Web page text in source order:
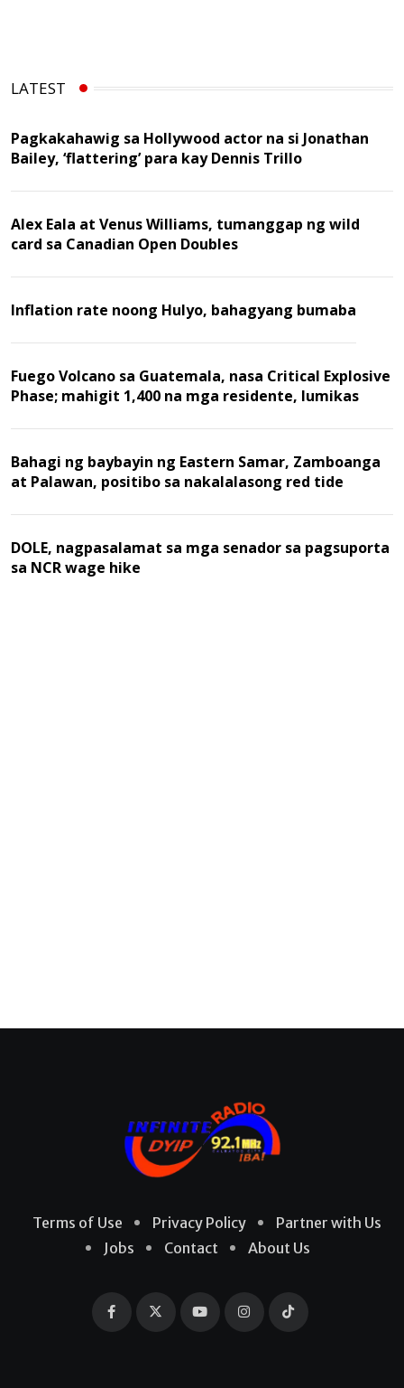
LATEST
Pagkakahawig sa Hollywood actor na si Jonathan
Bailey, ‘flattering’ para kay Dennis Trillo
Alex Eala at Venus Williams, tumanggap ng wild
card sa Canadian Open Doubles
Inflation rate noong Hulyo, bahagyang bumaba
Fuego Volcano sa Guatemala, nasa Critical Explosive
Phase; mahigit 1,400 na mga residente, lumikas
Bahagi ng baybayin ng Eastern Samar, Zamboanga
at Palawan, positibo sa nakalalasong red tide
DOLE, nagpasalamat sa mga senador sa pagsuporta
sa NCR wage hike
Terms of Use Privacy Policy
Partner with Us
Jobs
Contact About Us